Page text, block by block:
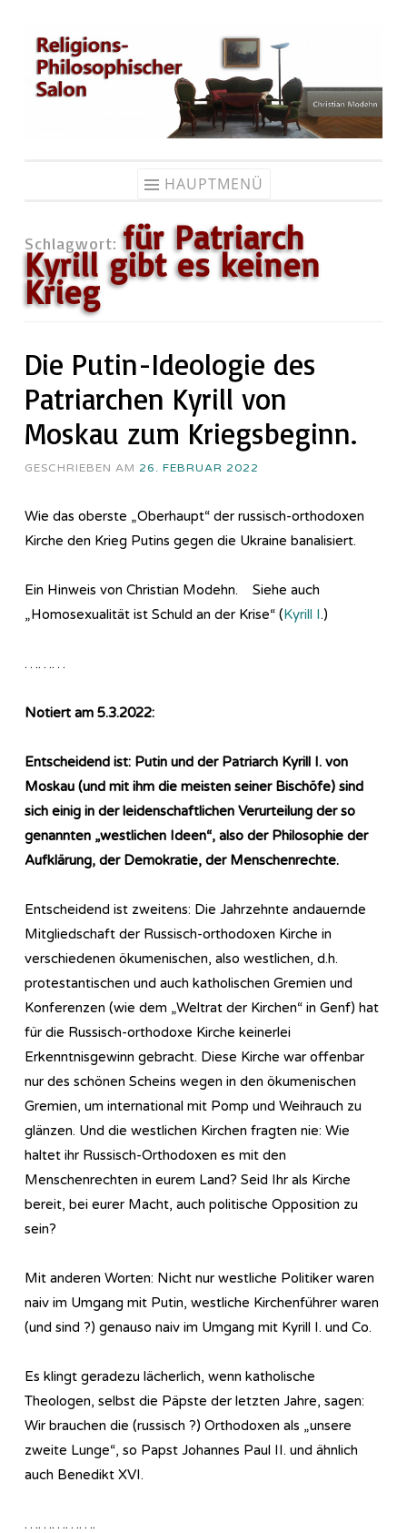
Zum
Inhalt
springen
HAUPTMENÜ
Schlagwort:für Patriarch
Kyrill gibt es keinen
Krieg
Die Putin-Ideologie des
Patriarchen Kyrill von
Moskau zum Kriegsbeginn.
GESCHRIEBEN AM 26. FEBRUAR 2022
Wie das oberste „Oberhaupt“ der russisch-orthodoxen
Kirche den Krieg Putins gegen die Ukraine banalisiert.
Ein Hinweis von Christian Modehn. Siehe auch
„Homosexualität ist Schuld an der Krise“ (Kyrill I.)
………
Notiert am 5.3.2022:
Entscheidend ist: Putin und der Patriarch Kyrill I. von
Moskau (und mit ihm die meisten seiner Bischöfe) sind
sich einig in der leidenschaftlichen Verurteilung der so
genannten „westlichen Ideen“, also der Philosophie der
Aufklärung, der Demokratie, der Menschenrechte.
Entscheidend ist zweitens: Die Jahrzehnte andauernde
Mitgliedschaft der Russisch-orthodoxen Kirche in
verschiedenen ökumenischen, also westlichen, d.h.
protestantischen und auch katholischen Gremien und
Konferenzen (wie dem „Weltrat der Kirchen“ in Genf) hat
für die Russisch-orthodoxe Kirche keinerlei
Erkenntnisgewinn gebracht. Diese Kirche war offenbar
nur des schönen Scheins wegen in den ökumenischen
Gremien, um international mit Pomp und Weihrauch zu
glänzen. Und die westlichen Kirchen fragten nie: Wie
haltet ihr Russisch-Orthodoxen es mit den
Menschenrechten in eurem Land? Seid Ihr als Kirche
bereit, bei eurer Macht, auch politische Opposition zu
sein?
Mit anderen Worten: Nicht nur westliche Politiker waren
naiv im Umgang mit Putin, westliche Kirchenführer waren
(und sind ?) genauso naiv im Umgang mit Kyrill I. und Co.
Es klingt geradezu lächerlich, wenn katholische
Theologen, selbst die Päpste der letzten Jahre, sagen:
Wir brauchen die (russisch ?) Orthodoxen als „unsere
zweite Lunge“, so Papst Johannes Paul II. und ähnlich
auch Benedikt XVI.
…………….